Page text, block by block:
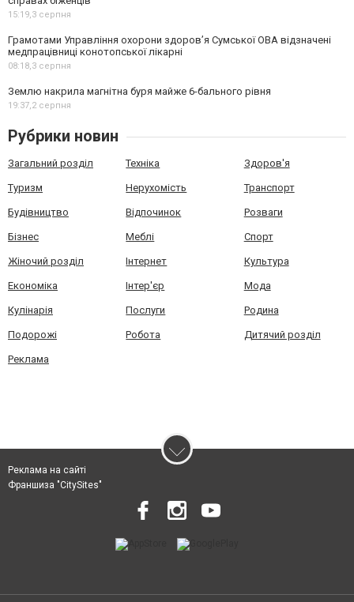
15:19,3 серпня
Грамотами Управління охорони здоров’я Сумської ОВА відзначені
медпрацівниці конотопської лікарні
08:18,3 серпня
Землю накрила магнітна буря майже 6-бального рівня
19:37,2 серпня
Рубрики новин
Загальний розділ Техніка Здоров'я
Туризм Нерухомість Транспорт
Будівництво Відпочинок Розваги
Бізнес Меблі Спорт
Жіночий розділ Інтернет Культура
Економіка Інтер'єр Мода
Кулінарія Послуги Родина
Подорожі Робота Дитячий розділ
Реклама
Реклама на сайті
Франшиза "CitySites"